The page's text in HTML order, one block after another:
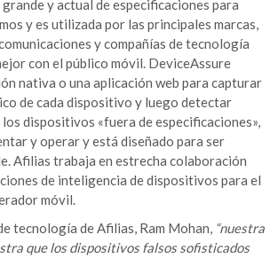
grande y actual de especificaciones para
y es utilizada por las principales marcas,
y compañías de tecnología
con el público móvil. DeviceAssure
nativa o una aplicación web para capturar
de cada dispositivo y luego detectar
dispositivos «fuera de especificaciones»,
y operar y está diseñado para ser
Afilias trabaja en estrecha colaboración
de inteligencia de dispositivos para el
móvil.
tecnología de Afilias, Ram Mohan, “nuestra
que los dispositivos falsos sofisticados